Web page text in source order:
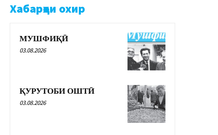
Хабарҳои охир
МУШФИҚӢ
03.08.2026
ҚУРУТОБИ ОШТӢ
03.08.2026